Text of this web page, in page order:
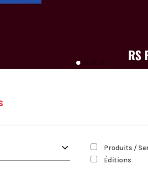
Produits /
Éditions